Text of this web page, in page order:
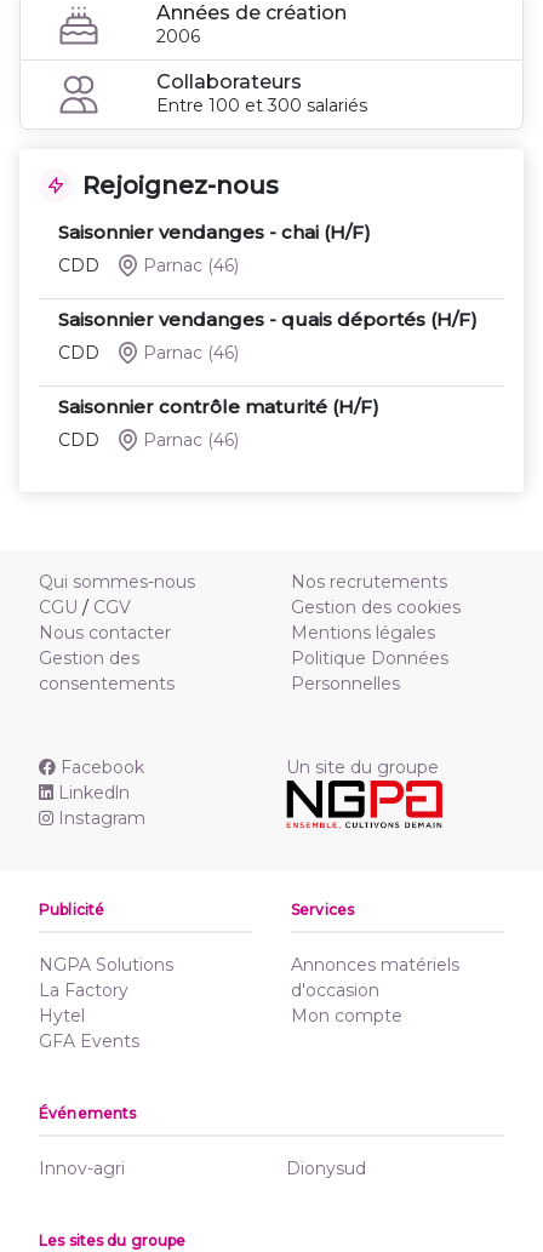
Années de création
2006
Collaborateurs
Entre 100 et 300 salariés
Rejoignez-nous
Saisonnier vendanges - chai (H/F)
CDD Parnac (46)
Saisonnier vendanges - quais déportés (H/F)
CDD Parnac (46)
Saisonnier contrôle maturité (H/F)
CDD Parnac (46)
Qui sommes-nous
CGU / CGV
Nous contacter
Gestion des
consentements
Nos recrutements
Gestion des cookies
Mentions légales
Politique Données
Personnelles
Facebook
Linkedln
Instagram
Un site du groupe
Publicité
NGPA Solutions
La Factory
Hytel
GFA Events
Services
Annonces matériels
d'occasion
Mon compte
Événements
Innov-agri Dionysud
Les sites du groupe